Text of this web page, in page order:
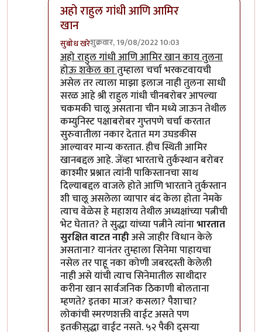
अहो राहुल गांधी आणि आमिर
खान
सुबोध खरेशुक्रवार, 19/08/2022 10:03
In reply toआमचं सोडा डॉक्टरbyजेम्स वांड
अहो राहुल गांधी आणि आमिर खान काय तुलना
होऊ शकेल कातुम्हाला चर्चा भरकटवायची
असेल तर त्याला माझा इलाज नाही तुलना साधी
सरळ आहे श्री राहुल गांधी चीनबरोबर आपल्या
चकमकी चालू असताना चीन मध्ये जाऊन तेथील
कम्युनिस्ट पक्षाबरोबर गुप्तपणे चर्चा करतात
सुरुवातीला नकार देतात मग उघडकीस
आल्यावर मान्य करतात. हीच स्थिती आमिर
खानबद्दल आहे. जेंव्हा भारताचे तुर्कस्थान बरोबर
काश्मीर प्रश्नात त्यांनी पाकिस्तानचा साथ
दिल्याबद्दल वाजले होते आणि भारताने तुर्कस्तान
शी चालू असलेला व्यापार बंद केला होता नेमके
त्याच वेळेस हे महाशय तेथील अध्यक्षांच्या पत्नीची
भेट घेतात? ते सुद्धा यांच्या पत्नीने त्यांनाभारतात
सुरक्षित वाटत नाहीअसे जाहीर विधान केले
असताना? यानंतर तुम्हाला सिनेमा पाहायचा
नसेल तर पाहू नका कोणी जबरदस्ती केलेली
नाही असे यांची त्याच सिनेमातील साथीदार
करीना खान सार्वजनिक ठिकाणी बोलताना
म्हणते? इतका माज? कसला? पैशाचा?
लोकांची स्मरणशक्ती वाईट असते पण
इतकीसुद्धा वाईट नसते. ५२ पैकी दुसऱ्या